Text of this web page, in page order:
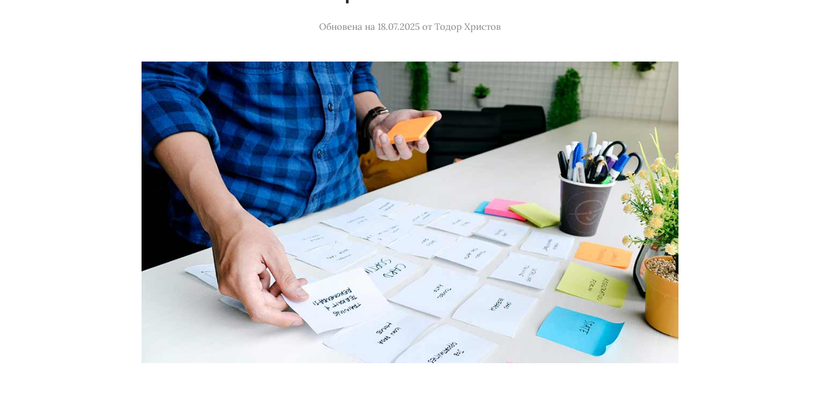
Обновена на 18.07.2025 от Тодор Христов